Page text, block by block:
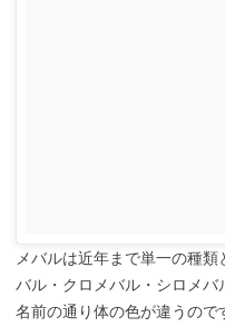
メバルは近年まで単一の種
バル・クロメバル・シロメバ
名前の通り体の色が違うので